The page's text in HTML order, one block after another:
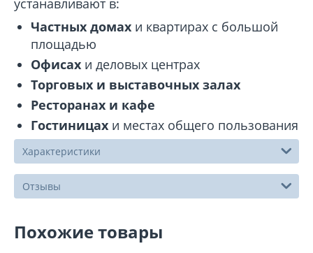
Частных домах и квартирах с большой
площадью
Офисах и деловых центрах
Торговых и выставочных залах
Ресторанах и кафе
Гостиницах и местах общего пользования
Характеристики
Отзывы
Похожие товары